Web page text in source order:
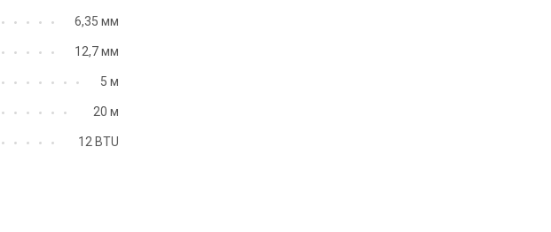
6,35 мм
12,7 мм
5 м
20 м
12 BTU